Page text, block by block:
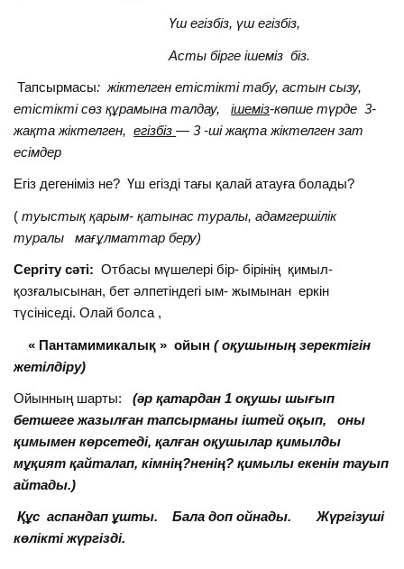
Үш егізбіз, үш егізбіз,
Асты бірге ішеміз біз.
Тапсырмасы: жіктелген етістікті табу, астын сызу,
етістікті сөз құрамына талдау,
ішеміз-көпше түрде 3-
жақта жіктелген,егізбіз— 3 -ші жақта жіктелген зат
есімдер
Егіз дегеніміз не? Үш егізді тағы қалай атауға болады?
(туыстық қарым- қатынас туралы, адамгершілік
туралы мағұлматтар беру)
Сергіту сәті: Отбасы мүшелері бір- бірінің қимыл-
қозғалысынан, бет әлпетіндегі ым- жымынан еркін
түсініседі. Олай болса ,
« Пантамимикалық » ойын( оқушының зеректігін
жетілдіру)
Ойынның шарты:(әр қатардан 1 оқушы шығып
бетшеге жазылған тапсырманы іштей оқып, оны
қимымен көрсетеді, қалған оқушылар қимылды
мұқият қайталап, кімнің?ненің? қимылы екенін тауып
айтады.)
Құс аспандап ұшты. Бала доп ойнады. Жүргізуші
көлікті жүргізді.